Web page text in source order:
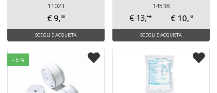
11023
€ 9,38
SCEGLI E ACQUISTA
14538
€ 13,10 € 10,48
SCEGLI E ACQUISTA
- 5 %